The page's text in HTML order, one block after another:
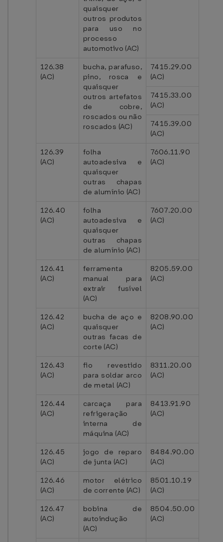
quaisquer
outros produtos
para uso no
processo
automotivo (AC)
126.38
(AC)
bucha, parafuso,
pino, rosca e
quaisquer
outros artefatos
de cobre,
roscados ou não
roscados (AC)
7415.29.00
(AC)
7415.33.00
(AC)
7415.39.00
(AC)
126.39
(AC)
folha
autoadesiva e
quaisquer
outras chapas
de alumínio (AC)
7606.11.90
(AC)
126.40
(AC)
folha
autoadesiva e
quaisquer
outras chapas
de alumínio (AC)
7607.20.00
(AC)
126.41
(AC)
ferramenta
manual para
extrair fusível
(AC)
8205.59.00
(AC)
126.42
(AC)
bucha de aço e
quaisquer
outras facas de
corte (AC)
8208.90.00
(AC)
126.43
(AC)
fio revestido
para soldar arco
de metal (AC)
8311.20.00
(AC)
126.44
(AC)
carcaça para
refrigeração
interna de
máquina (AC)
8413.91.90
(AC)
126.45
(AC)
jogo de reparo
de junta (AC)
8484.90.00
(AC)
126.46
(AC)
motor elétrico
de corrente (AC)
8501.10.19
(AC)
126.47
(AC)
bobina de
autoindução
(AC)
8504.50.00
(AC)